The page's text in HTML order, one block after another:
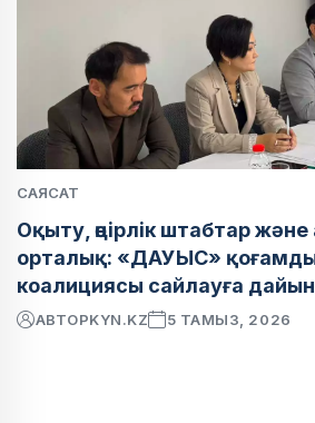
САЯСАТ
Оқыту, өңірлік штабтар
орталық: «ДАУЫС»
коалициясы сайлауға
АВТОРKYN.KZ 5 ТАМЫЗ, 2026